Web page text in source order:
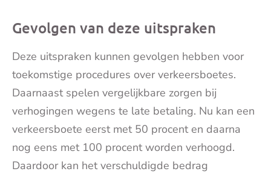
Gevolgen van deze uitspraken
Deze uitspraken kunnen gevolgen hebben voor
toekomstige procedures over verkeersboetes.
Daarnaast spelen vergelijkbare zorgen bij
verhogingen wegens te late betaling. Nu kan een
verkeersboete eerst met 50 procent en daarna
nog eens met 100 procent worden verhoogd.
Daardoor kan het verschuldigde bedrag